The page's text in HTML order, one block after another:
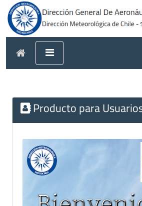
Producto para